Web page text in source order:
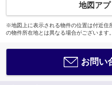
地図アプ
※地図上に表示される物件の位置は付近住
の物件所在地とは異なる場合がございます。
お問い